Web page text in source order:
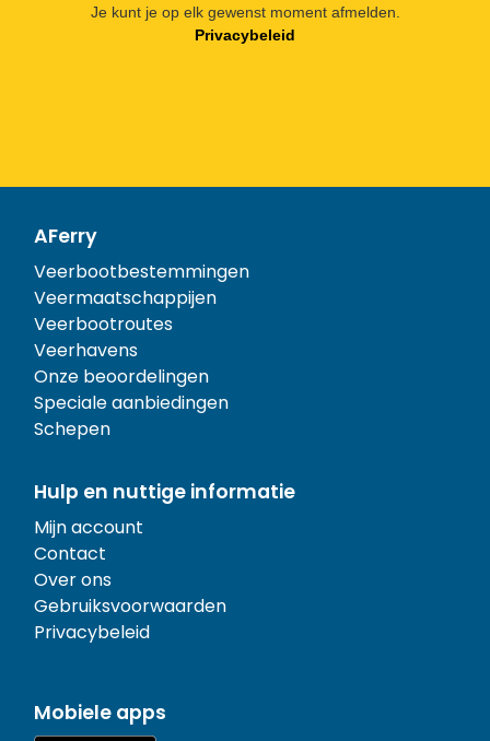
Je kunt je op elk gewenst moment afmelden.
Privacybeleid
AFerry
Veerbootbestemmingen
Veermaatschappijen
Veerbootroutes
Veerhavens
Onze beoordelingen
Speciale aanbiedingen
Schepen
Hulp en nuttige informatie
Mijn account
Contact
Over ons
Gebruiksvoorwaarden
Privacybeleid
Mobiele apps